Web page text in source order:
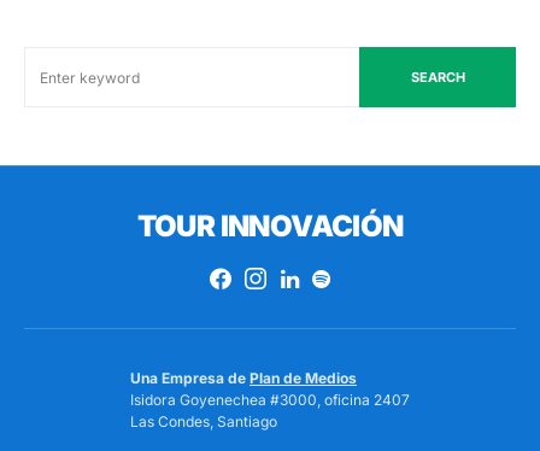
SEARCH
TOUR INNOVACIÓN
Una Empresa de Plan de Medios
Isidora Goyenechea #3000, oficina 2407
Las Condes, Santiago